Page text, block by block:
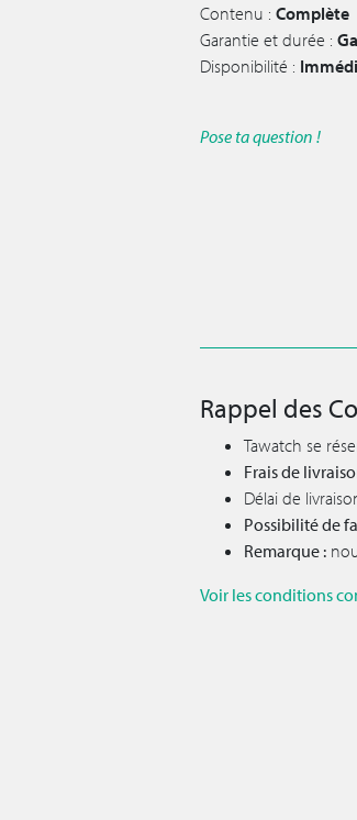
Contenu : Complète
Garantie et durée :
Disponibilité :
Pose ta question !
Rappel des
Tawatch se
Frais de
Délai de
Possibilité de
Remarque :
Voir les conditions